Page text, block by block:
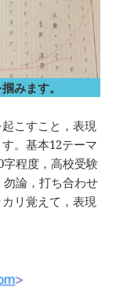
みます。
こすこと，表現
。基本12テーマ
程度，高校受験
論，打ち合わせ
リ覚えて，表現